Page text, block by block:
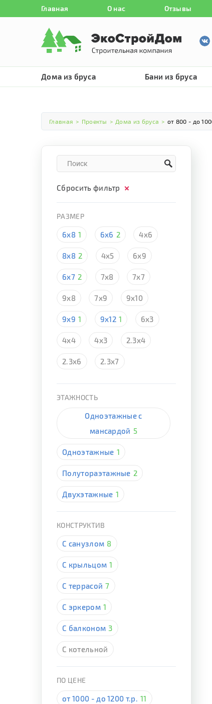
Главная О нас Отзывы
Дома из бруса Бани из бруса
Главная > Проекты > Дома из бруса > от 800 - до
Сбросить фильтр
РАЗМЕР
6х8 1 6х6 2 4х6
8х8 2 4х5 6х9
6х7 2 7х8 7х7
9х8 7х9 9х10
9х9 1 9х12 1 6х3
4х4 4х3 2.3х4
2.3х6 2.3х7
ЭТАЖНОСТЬ
Одноэтажные с
мансардой 5
Одноэтажные 1
Полутораэтажные 2
Двухэтажные 1
КОНСТРУКТИВ
С санузлом 8
С крыльцом 1
С террасой 7
С эркером 1
С балконом 3
С котельной
ПО ЦЕНЕ
от 1000 - до 1200 т.р. 11